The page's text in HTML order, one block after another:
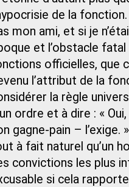
de la
mon ami, et si je
et l’obstacle
officielles, que
l’attribut de la
la règle
ordre et à dire : «
gagne-pain –
à fait naturel qu’un
convictions les plus
si cela